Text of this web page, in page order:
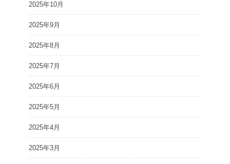
2025年10月
2025年9月
2025年8月
2025年7月
2025年6月
2025年5月
2025年4月
2025年3月